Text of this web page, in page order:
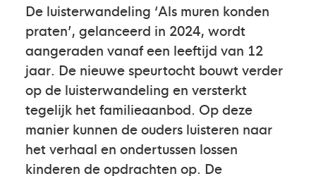
De luisterwandeling ‘Als muren konden
praten’, gelanceerd in 2024, wordt
aangeraden vanaf een leeftijd van 12
jaar. De nieuwe speurtocht bouwt verder
op de luisterwandeling en versterkt
tegelijk het familieaanbod. Op deze
manier kunnen de ouders luisteren naar
het verhaal en ondertussen lossen
kinderen de opdrachten op. De